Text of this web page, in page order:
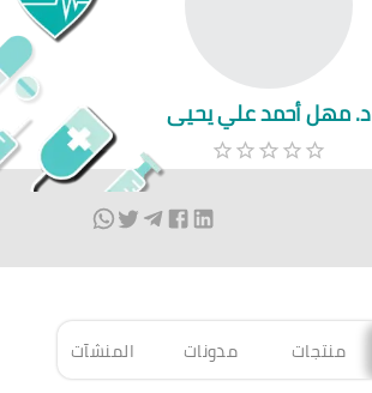
د. مهل أحمد علي يحيى
منتجات مدونات المنشآت